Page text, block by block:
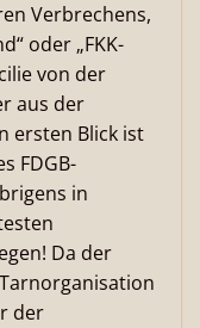
Verbrechens,
oder „FKK-
von der
aus der
ersten Blick ist
FDGB-
in
Da der
der